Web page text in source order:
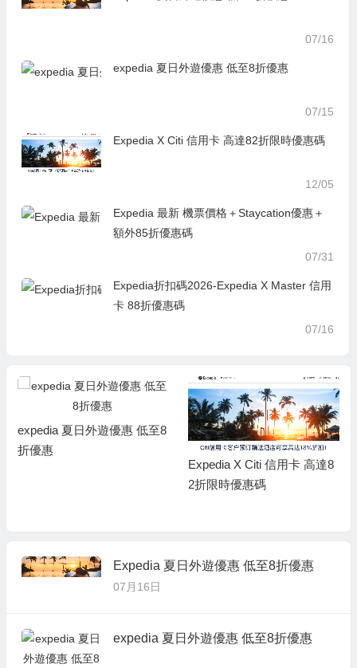
07/16
expedia 夏日外遊優惠 低至8折優惠
07/15
Expedia X Citi 信用卡 高達82折限時優惠碼
12/05
Expedia 最新 機票價格＋Staycation優惠＋
額外85折優惠碼
07/31
Expedia折扣碼2026-Expedia X Master 信用
卡 88折優惠碼
07/16
expedia 夏日外遊優惠 低至8
折優惠
Expedia X Citi 信用卡 高達8
2折限時優惠碼
Expedia 夏日外遊優惠 低至8折優惠
07月16日
expedia 夏日外遊優惠 低至8折優惠